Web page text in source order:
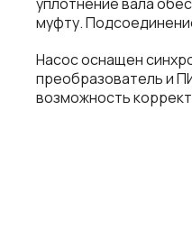
муфту.
Насос оснащен
преобразователь и
возможность